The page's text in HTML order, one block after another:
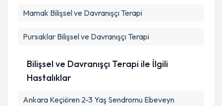
Mamak Bilişsel ve Davranışçı Terapi
Pursaklar Bilişsel ve Davranışçı Terapi
Bilişsel ve Davranışçı Terapi ile İlgili
Hastalıklar
Ankara Keçiören 2-3 Yaş Sendromu Ebeveyn